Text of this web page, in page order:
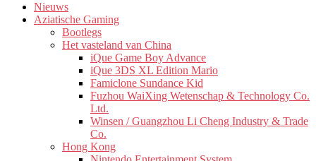
Nieuws
Aziatische Gaming
Bootlegs
Het vasteland van China
iQue Game Boy Advance
iQue 3DS XL Edition Mario
Famiclone Sundance Kid
Fuzhou WaiXing Wetenschap & Technology Co.
Ltd.
Winsen / Guangzhou Li Cheng Industry & Trade
Co.
Hong Kong